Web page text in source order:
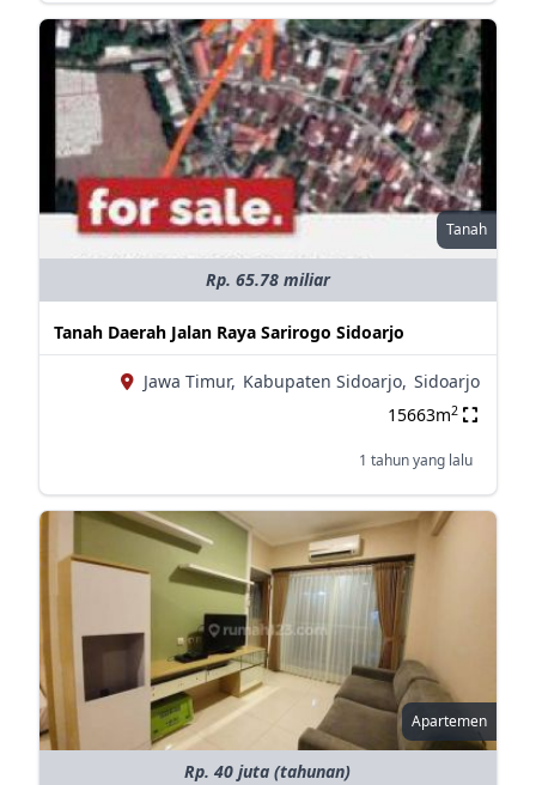
Tanah
Rp. 65.78 miliar
Tanah Daerah Jalan Raya Sarirogo Sidoarjo
Jawa Timur, Kabupaten Sidoarjo, Sidoarjo
15663m2
1 tahun yang lalu
Apartemen
Rp. 40 juta (tahunan)